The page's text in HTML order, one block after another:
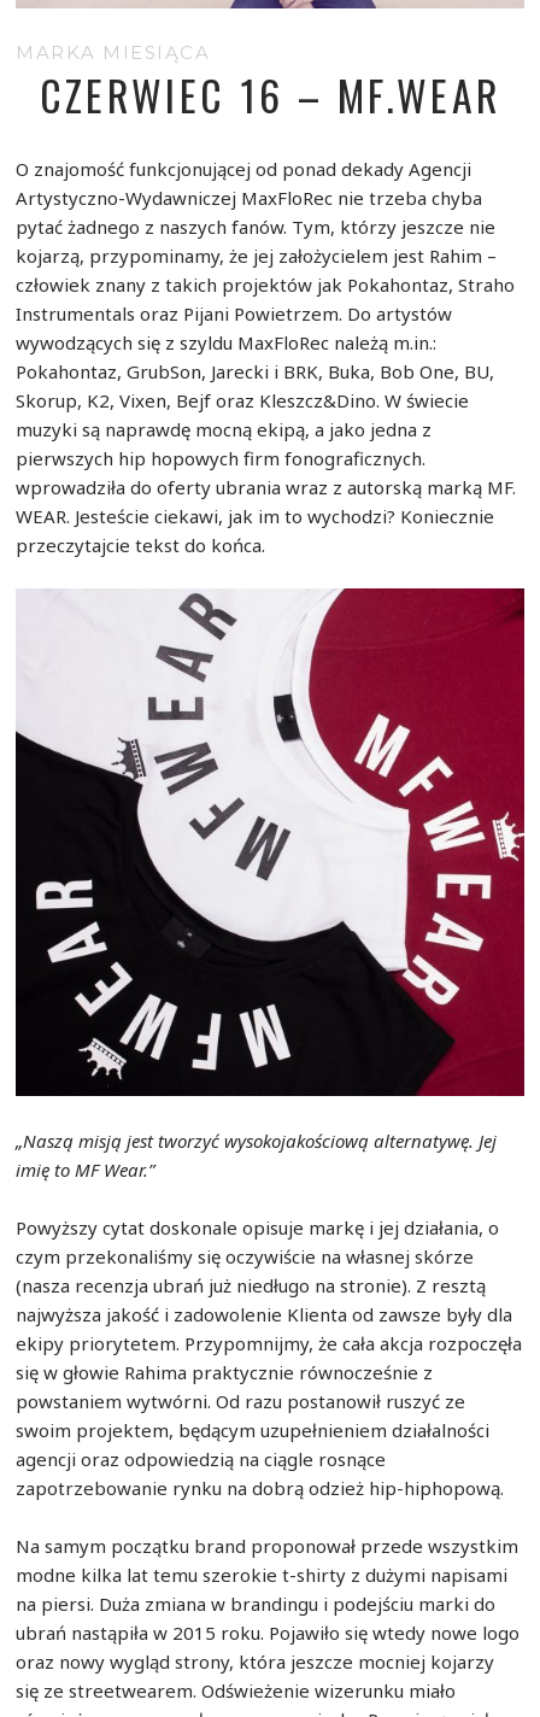
MARKA MIESIĄCA
CZERWIEC 16 – MF.WEAR
O znajomość funkcjonującej od ponad dekady Agencji
Artystyczno-Wydawniczej MaxFloRec nie trzeba chyba
pytać żadnego z naszych fanów. Tym, którzy jeszcze nie
kojarzą, przypominamy, że jej założycielem jest Rahim –
człowiek znany z takich projektów jak Pokahontaz, Straho
Instrumentals oraz Pijani Powietrzem. Do artystów
wywodzących się z szyldu MaxFloRec należą m.in.:
Pokahontaz, GrubSon, Jarecki i BRK, Buka, Bob One, BU,
Skorup, K2, Vixen, Bejf oraz Kleszcz&Dino. W świecie
muzyki są naprawdę mocną ekipą, a jako jedna z
pierwszych hip hopowych firm fonograficznych.
wprowadziła do oferty ubrania wraz z autorską marką MF.
WEAR. Jesteście ciekawi, jak im to wychodzi? Koniecznie
przeczytajcie tekst do końca.
„Naszą misją jest tworzyć wysokojakościową alternatywę. Jej
imię to MF Wear.”
Powyższy cytat doskonale opisuje markę i jej działania, o
czym przekonaliśmy się oczywiście na własnej skórze
(nasza recenzja ubrań już niedługo na stronie). Z resztą
najwyższa jakość i zadowolenie Klienta od zawsze były dla
ekipy priorytetem. Przypomnijmy, że cała akcja rozpoczęła
się w głowie Rahima praktycznie równocześnie z
powstaniem wytwórni. Od razu postanowił ruszyć ze
swoim projektem, będącym uzupełnieniem działalności
agencji oraz odpowiedzią na ciągle rosnące
zapotrzebowanie rynku na dobrą odzież hip-hiphopową.
Na samym początku brand proponował przede wszystkim
modne kilka lat temu szerokie t-shirty z dużymi napisami
na piersi. Duża zmiana w brandingu i podejściu marki do
ubrań nastąpiła w 2015 roku. Pojawiło się wtedy nowe logo
oraz nowy wygląd strony, która jeszcze mocniej kojarzy
się ze streetwearem. Odświeżenie wizerunku miało